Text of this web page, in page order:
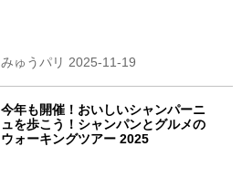
みゅうパリ 2025-11-19
今年も開催！おいしいシャンパーニ
ュを歩こう！シャンパンとグルメの
ウォーキングツアー 2025